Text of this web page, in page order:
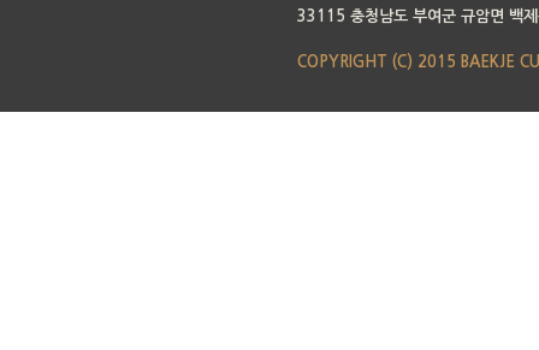
33115 충청남도 부여군 규암면 백
COPYRIGHT (C) 2015 BAEKJE